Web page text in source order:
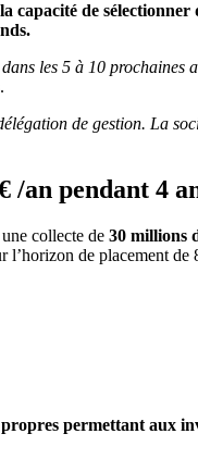
de
les 5 à 10 prochaines
de gestion. La
/an pendant 4
collecte de 30 millions
l’horizon de placement de
permettant aux